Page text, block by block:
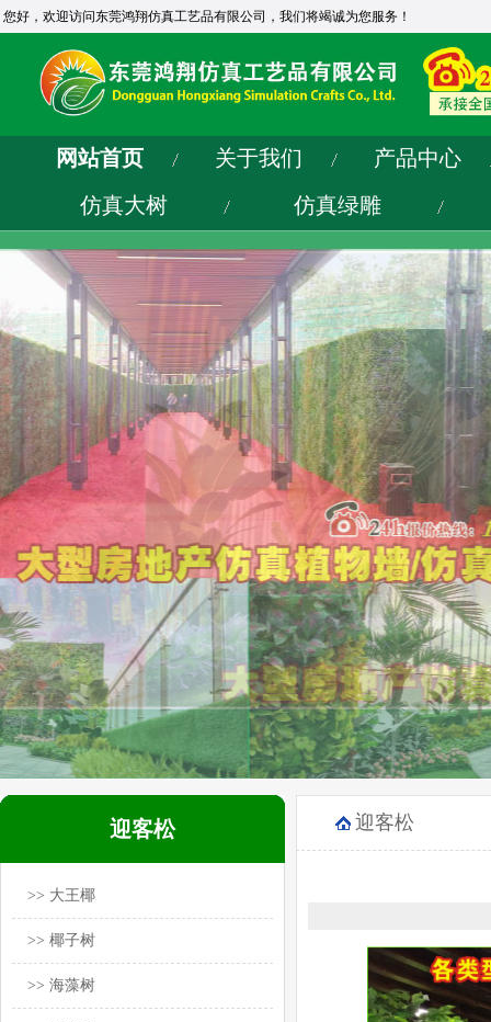
您好，欢迎访问东莞鸿翔仿真工艺品有限公司，我们将竭诚为您服务！
网站首页 关于我们
产品中心
仿真大树
仿真绿雕
迎客松
>> 大王椰
>> 椰子树
>> 海藻树
迎客松